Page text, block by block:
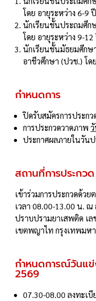
โดย อายุระหว่าง 6-9 ปี
นักเรียนชั้นประถมศึก
โดย อายุระหว่าง 9-12
นักเรียนชั้นมัธยมศึก
อาชีวศึกษา (ปวช.) โด
กำหนดการ
ปิดรับสมัครการประก
การประกวดวาดภาพ
ประกาศผลภายในวัน
สถานที่การประกวด
เข้าร่วมการประกวดด้ว
เวลา 08.00-13.00 น.
ปราบปรามยาเสพติด เ
เขตพญาไท กรุงเทพมห
กำหนดการณ์วันแ
2569
07.30-08.00 ลงทะเ